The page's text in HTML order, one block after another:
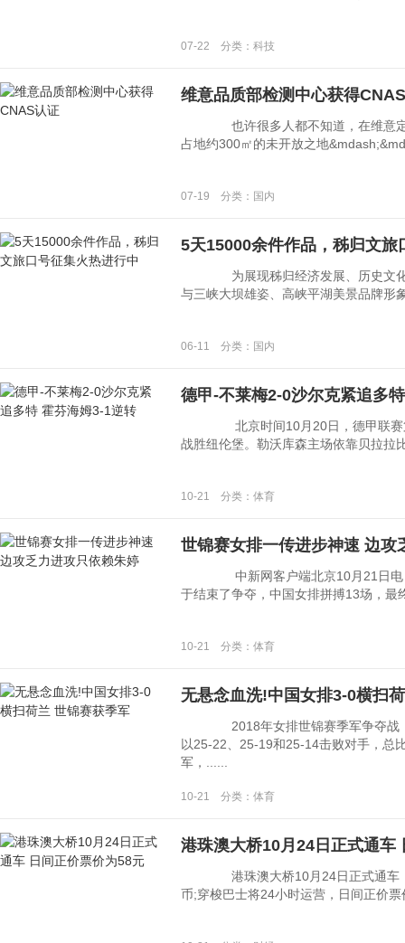
07-22 分类：科技
维意品质部检测中心获得
也许很多人都不知道，在维意定
占地约300㎡的未开放之地
07-19 分类：国内
5天15000余件作品，秭归文旅
为展现秭归经济发展、历史文化
与三峡大坝雄姿、高峡平湖美景品牌形
06-11 分类：国内
德甲-不莱梅2-0沙尔克紧追多
北京时间10月20日，德甲联赛第
战胜纽伦堡。勒沃库森主场依靠贝拉拉
10-21 分类：体育
世锦赛女排一传进步神速 边攻
中新网客户端北京10月21日电 (
于结束了争夺，中国女排拼搏13场，最
10-21 分类：体育
无悬念血洗!中国女排3-0横扫
2018年女排世锦赛季军争夺战，
以25-22、25-19和25-14击败对手，总
军，......
10-21 分类：体育
港珠澳大桥10月24日正式通车
港珠澳大桥10月24日正式通车
币;穿梭巴士将24小时运营，日间正